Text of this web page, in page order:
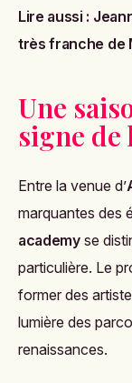
Lire aussi :
très franche de
Une
signe de
Entre la venue d’
marquantes des
academyse
particulière. Le
former des
lumière des
renaissances.